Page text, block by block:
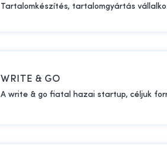
Tartalomkészítés, tartalomgyártás
WRITE & GO
A write & go fiatal hazai startup, céljuk